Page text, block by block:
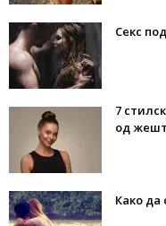
Секс
7
од
Како да